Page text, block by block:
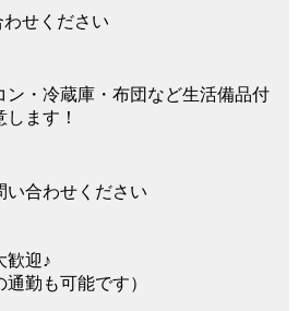
せください
ン・冷蔵庫・布団など生活備品付
ます！
合わせください
歓迎♪
通勤も可能です）